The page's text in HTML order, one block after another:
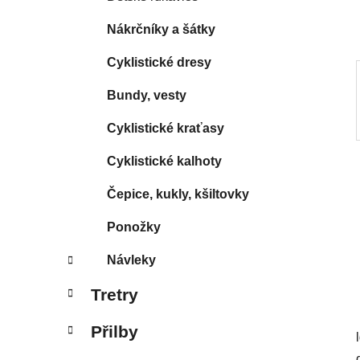
Nákrčníky a šátky
Cyklistické dresy
Bundy, vesty
Cyklistické kraťasy
Cyklistické kalhoty
Čepice, kukly, kšiltovky
Ponožky
Návleky
Tretry
Přilby